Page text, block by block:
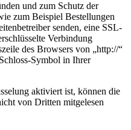
und zum Schutz der
zum Beispiel Bestellungen
senden, eine SSL-
Verbindung
des Browsers von „http://“
Symbol in Ihrer
aktiviert ist, können die
von Dritten mitgelesen